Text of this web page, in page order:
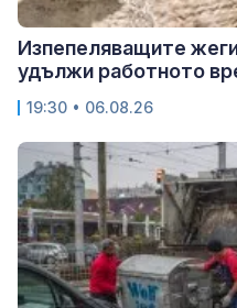
Изпепеляващите
удължи работното
19:30 • 06.08.26